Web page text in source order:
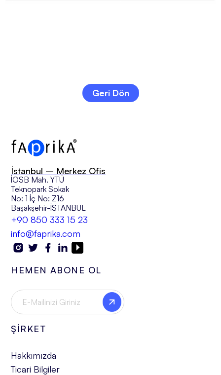
Geri Dön
İstanbul – Merkez Ofis
İOSB Mah. YTÜ
Teknopark Sokak
No: 1 İç No: Z16
Başakşehir-İSTANBUL
+90 850 333 15 23
info@faprika.com
HEMEN ABONE OL
ŞİRKET
Hakkımızda
Ticari Bilgiler